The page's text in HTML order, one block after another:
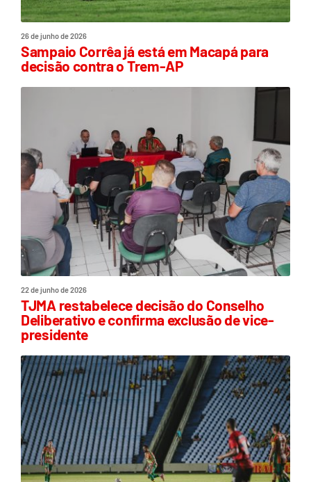
26 de junho de 2026
Sampaio Corrêa já está em Macapá para
decisão contra o Trem-AP
22 de junho de 2026
TJMA restabelece decisão do Conselho
Deliberativo e confirma exclusão de vice-
presidente